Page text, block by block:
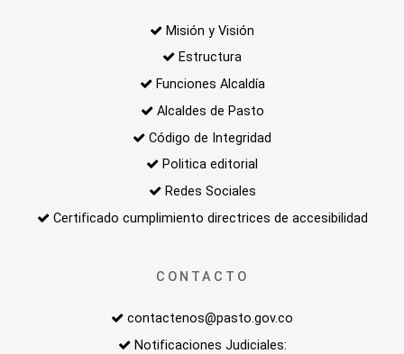
Misión y Visión
Estructura
Funciones Alcaldía
Alcaldes de Pasto
Código de Integridad
Politica editorial
Redes Sociales
Certificado cumplimiento directrices de accesibilidad
CONTACTO
contactenos@pasto.gov.co
Notificaciones Judiciales: